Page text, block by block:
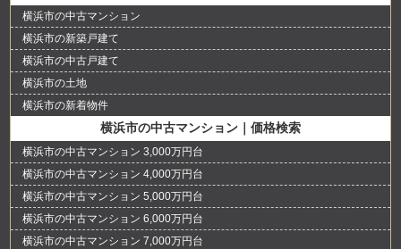
横浜市の中古マンション
横浜市の新築戸建て
横浜市の中古戸建て
横浜市の土地
横浜市の新着物件
横浜市の中古マンション｜価格検索
横浜市の中古マンション 3,000万円台
横浜市の中古マンション 4,000万円台
横浜市の中古マンション 5,000万円台
横浜市の中古マンション 6,000万円台
横浜市の中古マンション 7,000万円台